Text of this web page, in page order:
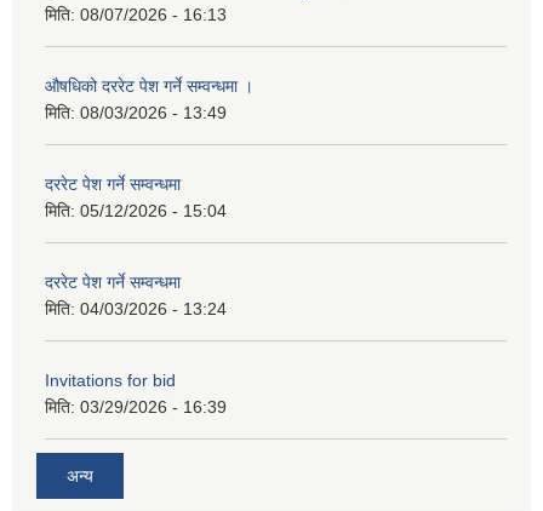
मिति: 08/07/2026 - 16:13
औषधिको दररेट पेश गर्ने सम्वन्धमा ।
मिति: 08/03/2026 - 13:49
दररेट पेश गर्ने सम्वन्धमा
मिति: 05/12/2026 - 15:04
दररेट पेश गर्ने सम्वन्धमा
मिति: 04/03/2026 - 13:24
Invitations for bid
मिति: 03/29/2026 - 16:39
अन्य